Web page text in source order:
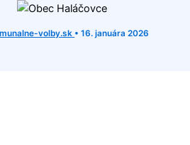
volby.sk •16. januára 2026